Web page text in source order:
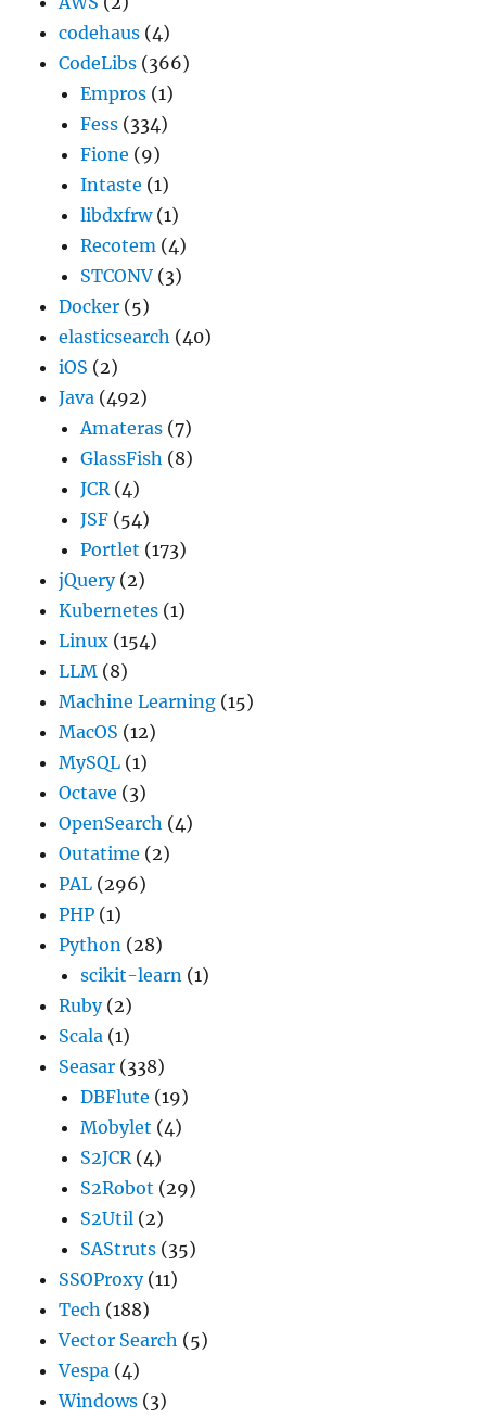
codehaus (4)
CodeLibs (366)
Empros (1)
Fess (334)
Fione (9)
Intaste (1)
libdxfrw(1)
Recotem (4)
STCONV (3)
Docker (5)
elasticsearch (40)
iOS (2)
Java (492)
Amateras (7)
GlassFish (8)
JCR(4)
JSF (54)
Portlet (173)
jQuery(2)
Kubernetes (1)
Linux (154)
LLM (8)
Machine Learning (15)
MacOS (12)
MySQL (1)
Octave (3)
OpenSearch (4)
Outatime (2)
PAL (296)
PHP (1)
Python (28)
scikit-learn (1)
Ruby(2)
Scala (1)
Seasar (338)
DBFlute (19)
Mobylet (4)
S2JCR(4)
S2Robot (29)
S2Util (2)
SAStruts (35)
SSOProxy(11)
Tech (188)
Vector Search (5)
Vespa (4)
Windows (3)